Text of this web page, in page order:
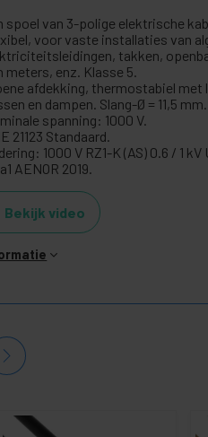
spoel van 3-polige elektrische
voor vaste installaties van
takken,
meters, enz. Klasse 5.
afdekking, thermostabiel
en dampen. Slang-Ø = 11,5 mm.
spanning: 1000 V.
21123 Standaard.
1000 V RZ1-K (AS) 0.6 / 1 kV
AENOR 2019.
Bekijk video